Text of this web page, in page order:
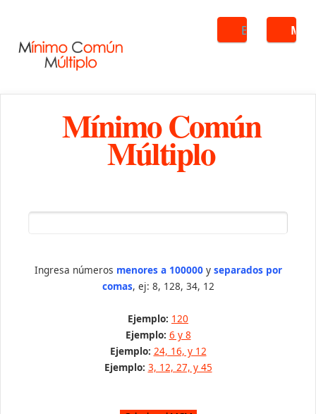
Buscar
Mínimo Común
Múltiplo
Ingresa números menores a 100000y separados por
comas, ej: 8, 128, 34, 12
Ejemplo: 120
Ejemplo: 6 y 8
Ejemplo: 24, 16, y 12
Ejemplo: 3, 12, 27, y 45